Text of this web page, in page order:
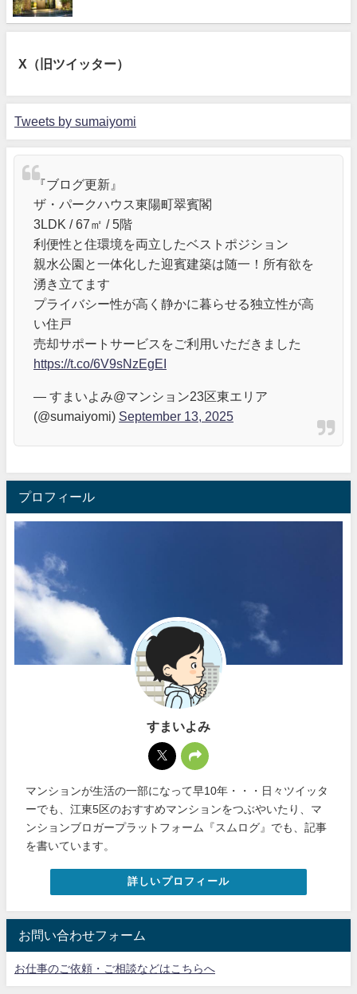
X（旧ツイッター）
Tweets by sumaiyomi
『ブログ更新』
ザ・パークハウス東陽町翠賓閣
3LDK / 67㎡ / 5階
利便性と住環境を両立したベストポジション
親水公園と一体化した迎賓建築は随一！所有欲を
湧き立てます
プライバシー性が高く静かに暮らせる独立性が高
い住戸
売却サポートサービスをご利用いただきました
https://t.co/6V9sNzEgEI
— すまいよみ@マンション23区東エリア
(@sumaiyomi) September 13, 2025
プロフィール
すまいよみ
マンションが生活の一部になって早10年・・・日々ツイッタ
ーでも、江東5区のおすすめマンションをつぶやいたり、マ
ンションブロガープラットフォーム『スムログ』でも、記事
を書いています。
詳しいプロフィール
お問い合わせフォーム
お仕事のご依頼・ご相談などはこちらへ